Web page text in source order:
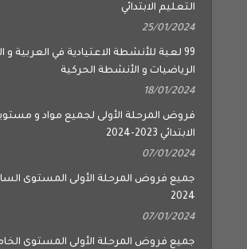
التعليم الابتدائي
25/01/2024
99 لعبة للأنشطة الاعتيادية في العربية و
الرياضيات و الأنشطة الحركية
18/01/2024
فروض المرحلة الأولى لجميع مواد و
الابتدائي 2023-2024
07/01/2024
2024
07/01/2024